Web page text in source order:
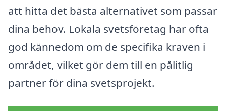
att hitta det bästa alternativet som passar
dina behov. Lokala svetsföretag har ofta
god kännedom om de specifika kraven i
området, vilket gör dem till en pålitlig
partner för dina svetsprojekt.